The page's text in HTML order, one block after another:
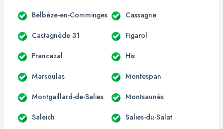
Belbèze-en-Comminges Cassagne
Castagnède 31 Figarol
Francazal His
Marsoulas Montespan
Montgaillard-de-Salies Montsaunès
Saleich Salies-du-Salat